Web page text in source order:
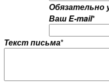
Обязательно
Ваш E-mail*
Текст письма*